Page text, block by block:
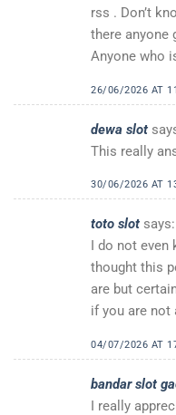
rss . Don’t
there anyone
Anyone who
26/06/2026 AT
dewa slot
This really
30/06/2026 AT
toto slot says:
I do not even
thought this
are but
if you are not
04/07/2026 AT
bandar slot
I really